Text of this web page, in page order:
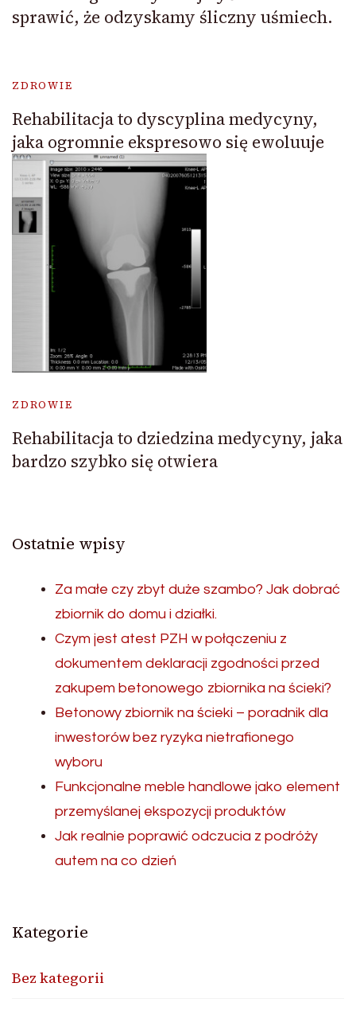
sprawić, że odzyskamy śliczny uśmiech.
ZDROWIE
Rehabilitacja to dyscyplina medycyny,
jaka ogromnie ekspresowo się ewoluuje
ZDROWIE
Rehabilitacja to dziedzina medycyny, jaka
bardzo szybko się otwiera
Ostatnie wpisy
Za małe czy zbyt duże szambo? Jak dobrać
zbiornik do domu i działki.
Czym jest atest PZH w połączeniu z
dokumentem deklaracji zgodności przed
zakupem betonowego zbiornika na ścieki?
Betonowy zbiornik na ścieki – poradnik dla
inwestorów bez ryzyka nietrafionego
wyboru
Funkcjonalne meble handlowe jako element
przemyślanej ekspozycji produktów
Jak realnie poprawić odczucia z podróży
autem na co dzień
Kategorie
Bez kategorii